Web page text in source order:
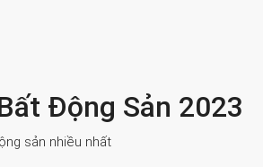
Động Sản 2023
sản nhiều nhất